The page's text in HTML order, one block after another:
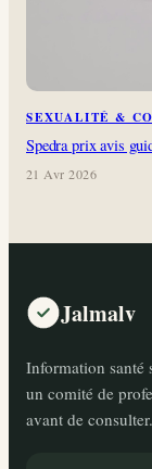
SEXUALITÉ &
Spedra prix avis
21 Avr 2026
Jalmalv
Information santé
un comité de
avant de consulter.